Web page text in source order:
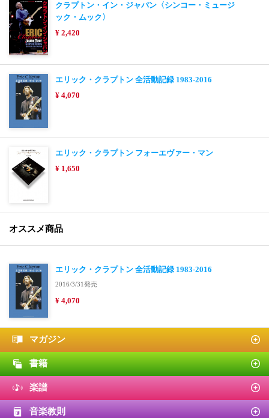
クラプトン・イン・ジャパン〈シンコー・ミュージ
ック・ムック〉
¥ 2,420
エリック・クラプトン 全活動記録 1983-2016
¥ 4,070
エリック・クラプトン フォーエヴァー・マン
¥ 1,650
オススメ商品
エリック・クラプトン 全活動記録 1983-2016
2016/3/31発売
¥ 4,070
マガジン
書籍
楽譜
音楽教則